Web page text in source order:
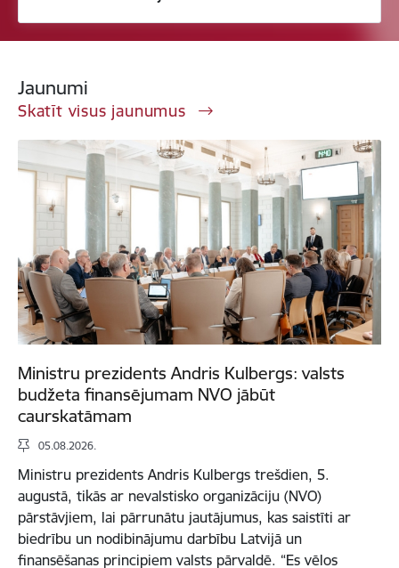
Jaunumi
Skatīt visus jaunumus
Ministru prezidents Andris Kulbergs: valsts
budžeta finansējumam NVO jābūt
caurskatāmam
05.08.2026.
Ministru prezidents Andris Kulbergs trešdien, 5.
augustā, tikās ar nevalstisko organizāciju (NVO)
pārstāvjiem, lai pārrunātu jautājumus, kas saistīti ar
biedrību un nodibinājumu darbību Latvijā un
finansēšanas principiem valsts pārvaldē. “Es vēlos